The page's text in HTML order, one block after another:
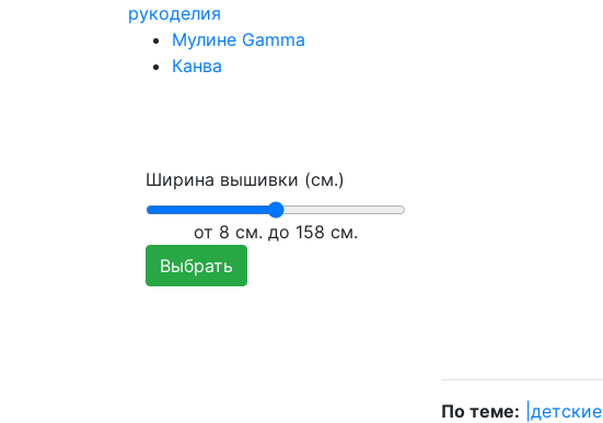
рукоделия
Мулине Gamma
Канва
Ширина вышивки (см.)
от 8 см. до 158 см.
Выбрать
По теме: |детские|